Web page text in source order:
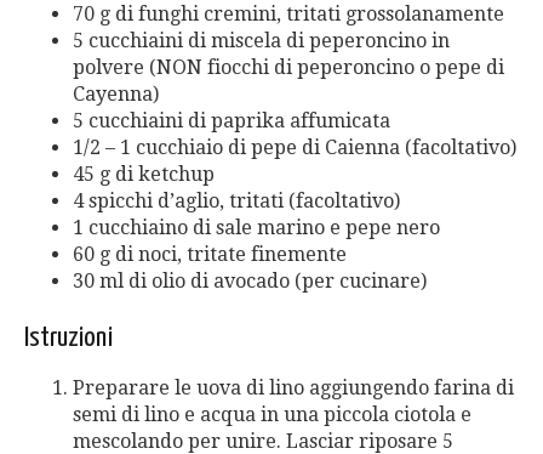
70 g di funghi cremini, tritati grossolanamente
5 cucchiaini di miscela di peperoncino in
polvere (NON fiocchi di peperoncino o pepe di
Cayenna)
5 cucchiaini di paprika affumicata
1/2 – 1 cucchiaio di pepe di Caienna (facoltativo)
45 g di ketchup
4 spicchi d’aglio, tritati (facoltativo)
1 cucchiaino di sale marino e pepe nero
60 g di noci, tritate finemente
30 ml di olio di avocado (per cucinare)
Istruzioni
Preparare le uova di lino aggiungendo farina di
semi di lino e acqua in una piccola ciotola e
mescolando per unire. Lasciar riposare 5